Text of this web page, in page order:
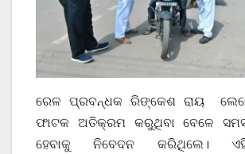
ରେଳ ପ୍ରବନ୍ଧକ ରିଙ୍କେଶ ରାୟ
ଫାଟକ ଅତିକ୍ରମ କରୁଥିବା ବେଳେ
ହେବାକୁ ନିବେଦନ କରିଥିଲେ। ଏହି